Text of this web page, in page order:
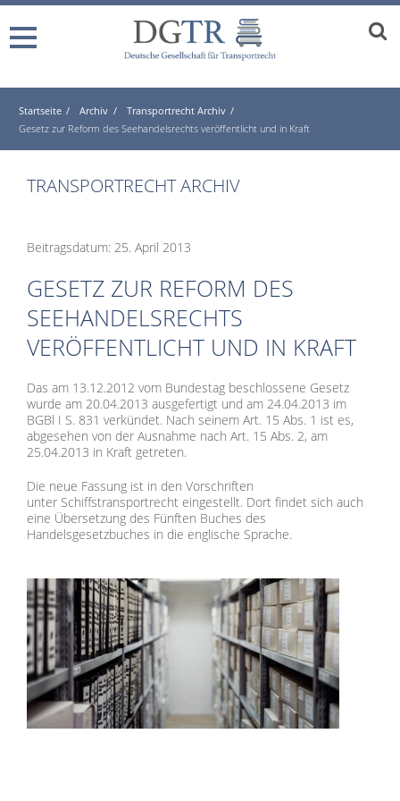
Startseite Archiv
Transportrecht Archiv
Gesetz zur Reform des Seehandelsrechts veröffentlicht und in Kraft
TRANSPORTRECHT ARCHIV
Beitragsdatum: 25. April 2013
GESETZ ZUR REFORM DES
SEEHANDELSRECHTS
VERÖFFENTLICHT UND IN KRAFT
Das am 13.12.2012 vom Bundestag beschlossene Gesetz
wurde am 20.04.2013 ausgefertigt und am 24.04.2013 im
BGBl I S. 831 verkündet. Nach seinem Art. 15 Abs. 1 ist es,
abgesehen von der Ausnahme nach Art. 15 Abs. 2, am
25.04.2013 in Kraft getreten.
Die neue Fassung ist in den Vorschriften
unter Schiffstransportrecht eingestellt. Dort findet sich auch
eine Übersetzung des Fünften Buches des
Handelsgesetzbuches in die englische Sprache.